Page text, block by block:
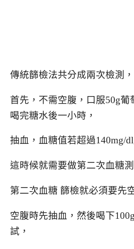
傳統篩檢法共分成兩次檢測，
首先，不需空腹，口服50g葡
喝完糖水後一小時，
抽血，血糖值若超過140mg/
這時候就需要做第二次血糖測
第二次血糖 篩檢就必須要先
空腹時先抽血，然後喝下
試，